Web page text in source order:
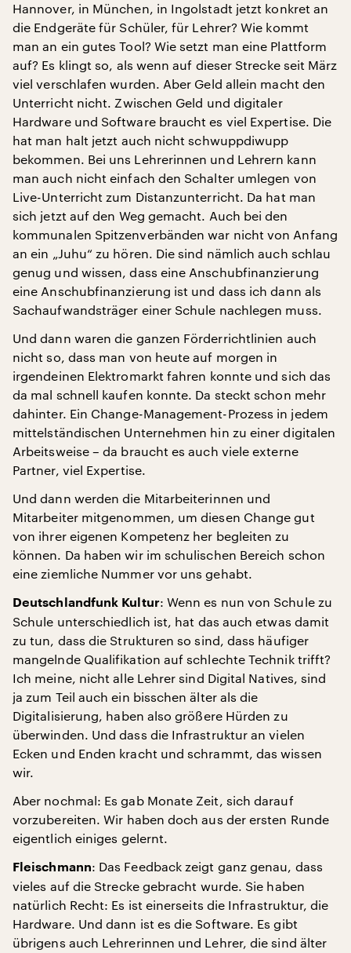
Hannover, in München, in Ingolstadt jetzt konkret an
die Endgeräte für Schüler, für Lehrer? Wie kommt
man an ein gutes Tool? Wie setzt man eine Plattform
auf? Es klingt so, als wenn auf dieser Strecke seit März
viel verschlafen wurden. Aber Geld allein macht den
Unterricht nicht. Zwischen Geld und digitaler
Hardware und Software braucht es viel Expertise. Die
hat man halt jetzt auch nicht schwuppdiwupp
bekommen. Bei uns Lehrerinnen und Lehrern kann
man auch nicht einfach den Schalter umlegen von
Live-Unterricht zum Distanzunterricht. Da hat man
sich jetzt auf den Weg gemacht. Auch bei den
kommunalen Spitzenverbänden war nicht von Anfang
an ein „Juhu“ zu hören. Die sind nämlich auch schlau
genug und wissen, dass eine Anschubfinanzierung
eine Anschubfinanzierung ist und dass ich dann als
Sachaufwandsträger einer Schule nachlegen muss.
Und dann waren die ganzen Förderrichtlinien auch
nicht so, dass man von heute auf morgen in
irgendeinen Elektromarkt fahren konnte und sich das
da mal schnell kaufen konnte. Da steckt schon mehr
dahinter. Ein Change-Management-Prozess in jedem
mittelständischen Unternehmen hin zu einer digitalen
Arbeitsweise – da braucht es auch viele externe
Partner, viel Expertise.
Und dann werden die Mitarbeiterinnen und
Mitarbeiter mitgenommen, um diesen Change gut
von ihrer eigenen Kompetenz her begleiten zu
können. Da haben wir im schulischen Bereich schon
eine ziemliche Nummer vor uns gehabt.
Deutschlandfunk Kultur: Wenn es nun von Schule zu
Schule unterschiedlich ist, hat das auch etwas damit
zu tun, dass die Strukturen so sind, dass häufiger
mangelnde Qualifikation auf schlechte Technik trifft?
Ich meine, nicht alle Lehrer sind Digital Natives, sind
ja zum Teil auch ein bisschen älter als die
Digitalisierung, haben also größere Hürden zu
überwinden. Und dass die Infrastruktur an vielen
Ecken und Enden kracht und schrammt, das wissen
wir.
Aber nochmal: Es gab Monate Zeit, sich darauf
vorzubereiten. Wir haben doch aus der ersten Runde
eigentlich einiges gelernt.
Fleischmann: Das Feedback zeigt ganz genau, dass
vieles auf die Strecke gebracht wurde. Sie haben
natürlich Recht: Es ist einerseits die Infrastruktur, die
Hardware. Und dann ist es die Software. Es gibt
übrigens auch Lehrerinnen und Lehrer, die sind älter